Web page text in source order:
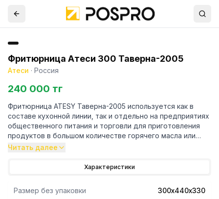
Фритюрница Атеси 300 Таверна-2005
Атеси · Россия
240 000 тг
Фритюрница ATESY Таверна-2005 используется как в
составе кухонной линии, так и отдельно на предприятиях
общественного питания и торговли для приготовления
продуктов в большом количестве горячего масла или
жира. Модель оснащена регулятором температуры,
производства и технологическим садком. Сборная
стали, с пластмассовой ручкой.
Читать далее
Характеристики
Размер без упаковки 300х440х330